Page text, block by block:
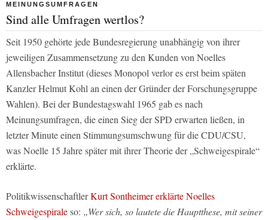
MEINUNGSUMFRAGEN
Sind alle Umfragen wertlos?
Seit 1950 gehörte jede Bundesregierung unabhängig von ihrer
jeweiligen Zusammensetzung zu den Kunden von Noelles
Allensbacher Institut (dieses Monopol verlor es erst beim späten
Kanzler Helmut Kohl an einen der Gründer der Forschungsgruppe
Wahlen). Bei der Bundestagswahl 1965 gab es nach
Meinungsumfragen, die einen Sieg der SPD erwarten ließen, in
letzter Minute einen Stimmungsumschwung für die CDU/CSU,
was Noelle 15 Jahre später mit ihrer Theorie der „Schweigespirale“
erklärte.
PolitikwissenschaftlerKurt Sontheimer erklärte Noelles
Schweigespiraleso: „Wer sich, so lautete die Hauptthese, mit seiner